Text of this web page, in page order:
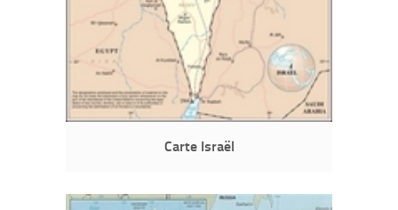
Carte Israël